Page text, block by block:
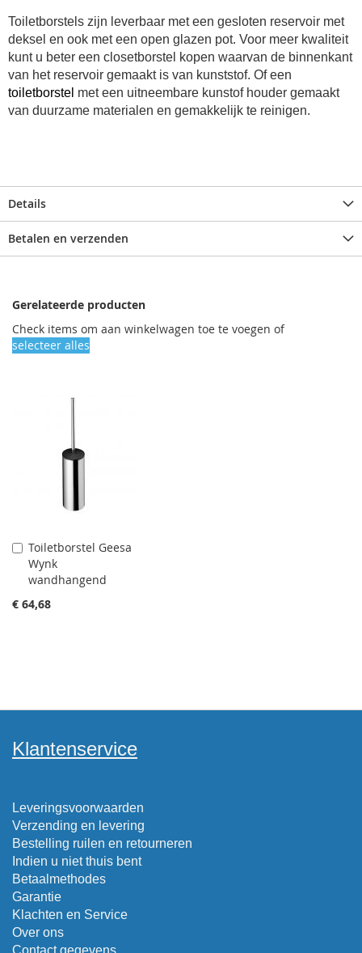
Toiletborstels zijn leverbaar met een gesloten reservoir met
deksel en ook met een open glazen pot. Voor meer kwaliteit
kunt u beter een closetborstel kopen waarvan de binnenkant
van het reservoir gemaakt is van kunststof. Of een
toiletborstel met een uitneembare kunstof houder gemaakt
van duurzame materialen en gemakkelijk te reinigen.
Details
Betalen en verzenden
Gerelateerde producten
Check items om aan winkelwagen toe te voegen of
selecteer alles
Toiletborstel Geesa
Wynk
wandhangend
€ 64,68
Aan
winkelwagen
toevoegen
Klantenservice
Leveringsvoorwaarden
Verzending en levering
Bestelling ruilen en retourneren
Indien u niet thuis bent
Betaalmethodes
Garantie
Klachten en Service
Over ons